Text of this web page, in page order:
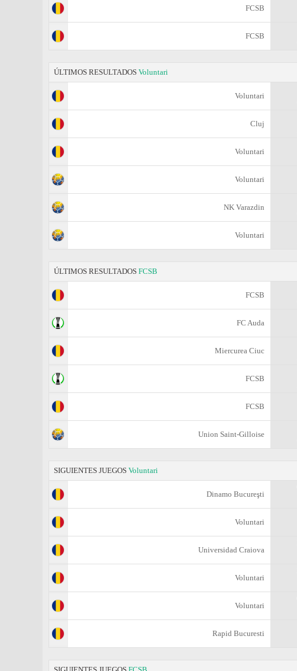
FCSB
FCSB
ÚLTIMOS RESULTADOS Voluntari
Voluntari
Cluj
Voluntari
Voluntari
NK Varazdin
Voluntari
ÚLTIMOS RESULTADOS FCSB
FCSB
FC Auda
Miercurea Ciuc
FCSB
FCSB
Union Saint-Gilloise
SIGUIENTES JUEGOS Voluntari
Dinamo Bucureşti
Voluntari
Universidad Craiova
Voluntari
Voluntari
Rapid Bucuresti